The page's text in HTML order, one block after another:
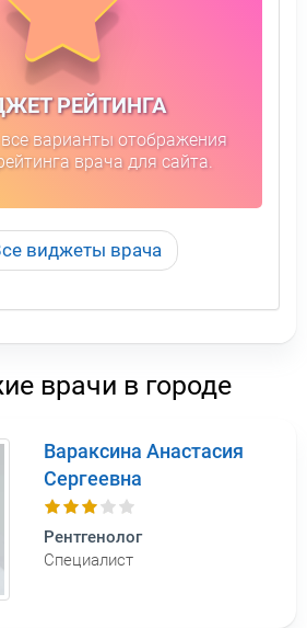
РЕЙТИНГА
варианты отображения
врача для сайта.
виджеты врача
врачи в городе
Вараксина Анастасия
Сергеевна
Рентгенолог
Специалист